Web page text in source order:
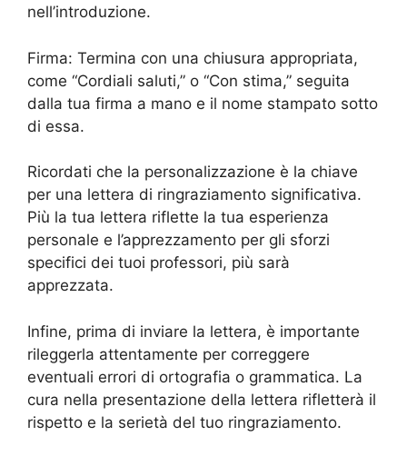
nell’introduzione.
Firma: Termina con una chiusura appropriata,
come “Cordiali saluti,” o “Con stima,” seguita
dalla tua firma a mano e il nome stampato sotto
di essa.
Ricordati che la personalizzazione è la chiave
per una lettera di ringraziamento significativa.
Più la tua lettera riflette la tua esperienza
personale e l’apprezzamento per gli sforzi
specifici dei tuoi professori, più sarà
apprezzata.
Infine, prima di inviare la lettera, è importante
rileggerla attentamente per correggere
eventuali errori di ortografia o grammatica. La
cura nella presentazione della lettera rifletterà il
rispetto e la serietà del tuo ringraziamento.